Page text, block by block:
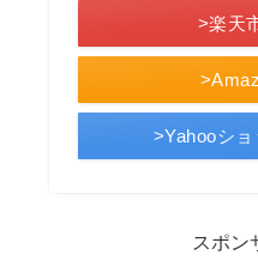
>楽天
>Yahooシ
スポン